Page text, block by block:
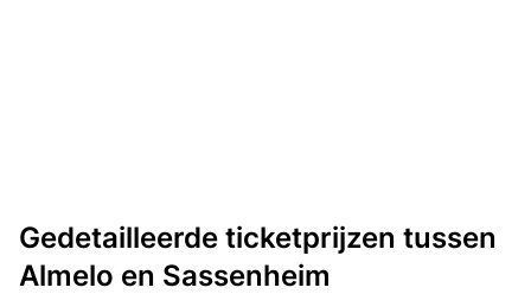
Gedetailleerde ticketprijzen tussen
Almelo en Sassenheim